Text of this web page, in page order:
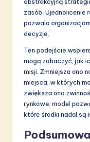
zasób. Ujednolicenie
pozwala
decyzje.
Ten podejście
mogą zobaczyć, jak
misji. Zmniejsza ono
miejsca, w których
zwiększa ono
rynkowe, model
które środki nadal są